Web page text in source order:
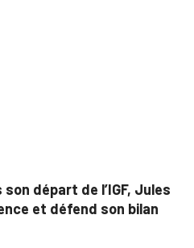
son départ de l’IGF, Jules
et défend son bilan